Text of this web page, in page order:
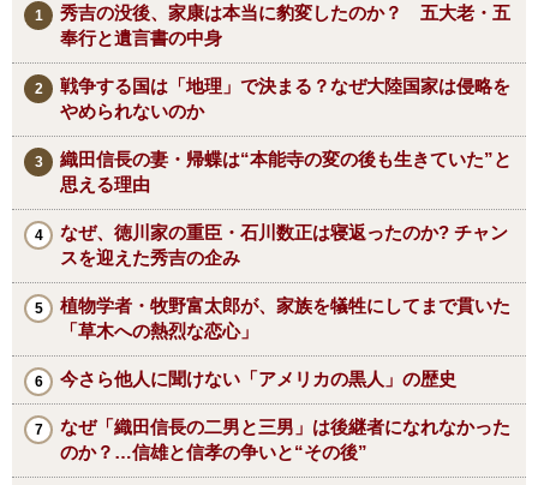
秀吉の没後、家康は本当に豹変したのか？ 五大老・五
奉行と遺言書の中身
戦争する国は「地理」で決まる？なぜ大陸国家は侵略を
やめられないのか
織田信長の妻・帰蝶は“本能寺の変の後も生きていた”と
思える理由
なぜ、徳川家の重臣・石川数正は寝返ったのか? チャン
スを迎えた秀吉の企み
植物学者・牧野富太郎が、家族を犠牲にしてまで貫いた
「草木への熱烈な恋心」
今さら他人に聞けない「アメリカの黒人」の歴史
なぜ「織田信長の二男と三男」は後継者になれなかった
のか？…信雄と信孝の争いと“その後”